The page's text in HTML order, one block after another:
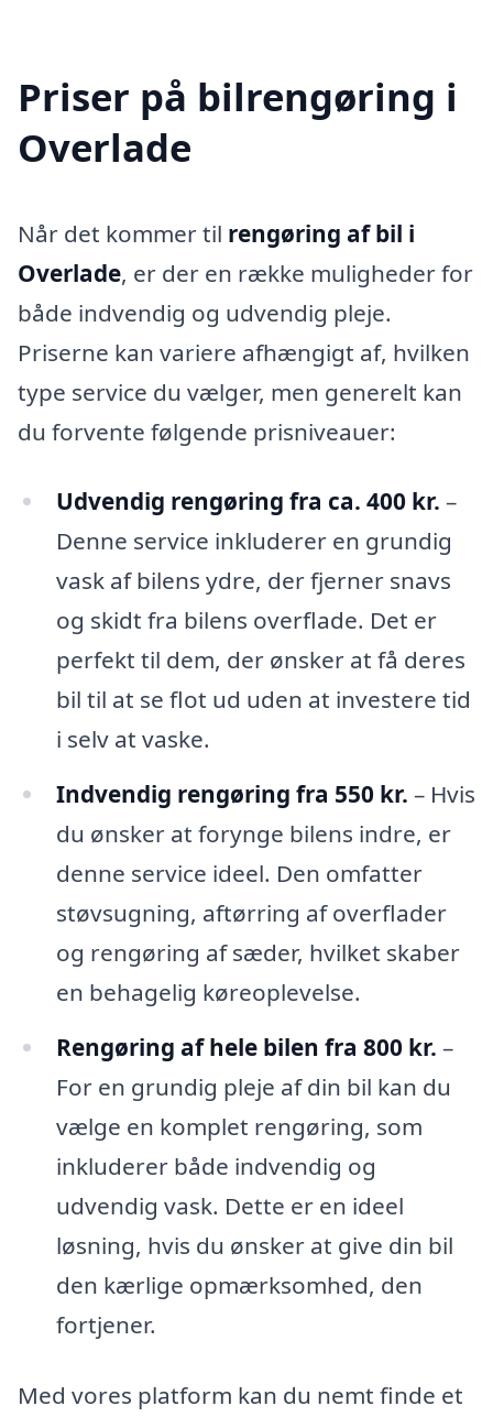
Priser på bilrengøring i
Overlade
Når det kommer til rengøring af bil i
Overlade, er der en række muligheder for
både indvendig og udvendig pleje.
Priserne kan variere afhængigt af, hvilken
type service du vælger, men generelt kan
du forvente følgende prisniveauer:
Udvendig rengøring fra ca. 400 kr. –
Denne service inkluderer en grundig
vask af bilens ydre, der fjerner snavs
og skidt fra bilens overflade. Det er
perfekt til dem, der ønsker at få deres
bil til at se flot ud uden at investere tid
i selv at vaske.
Indvendig rengøring fra 550 kr. – Hvis
du ønsker at forynge bilens indre, er
denne service ideel. Den omfatter
støvsugning, aftørring af overflader
og rengøring af sæder, hvilket skaber
en behagelig køreoplevelse.
Rengøring af hele bilen fra 800 kr. –
For en grundig pleje af din bil kan du
vælge en komplet rengøring, som
inkluderer både indvendig og
udvendig vask. Dette er en ideel
løsning, hvis du ønsker at give din bil
den kærlige opmærksomhed, den
fortjener.
Med vores platform kan du nemt finde et